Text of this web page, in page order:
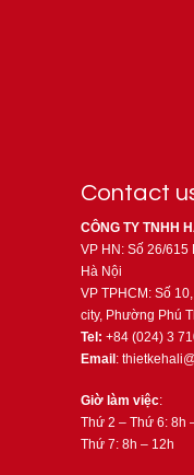
Contact
CÔNG TY TNHH
VP HN: Số 26/
Hà Nội
VP TPHCM: Số
city, Phường Phú
Tel: +84 (024) 3
Email:
Giờ làm việc:
Thứ 2 – Thứ 6: 8h
Thứ 7: 8h – 12h